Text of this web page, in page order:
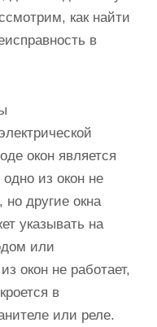
как найти
в
окон является
из окон не
но другие окна
указывать на
или
окон не работает,
в
или реле.